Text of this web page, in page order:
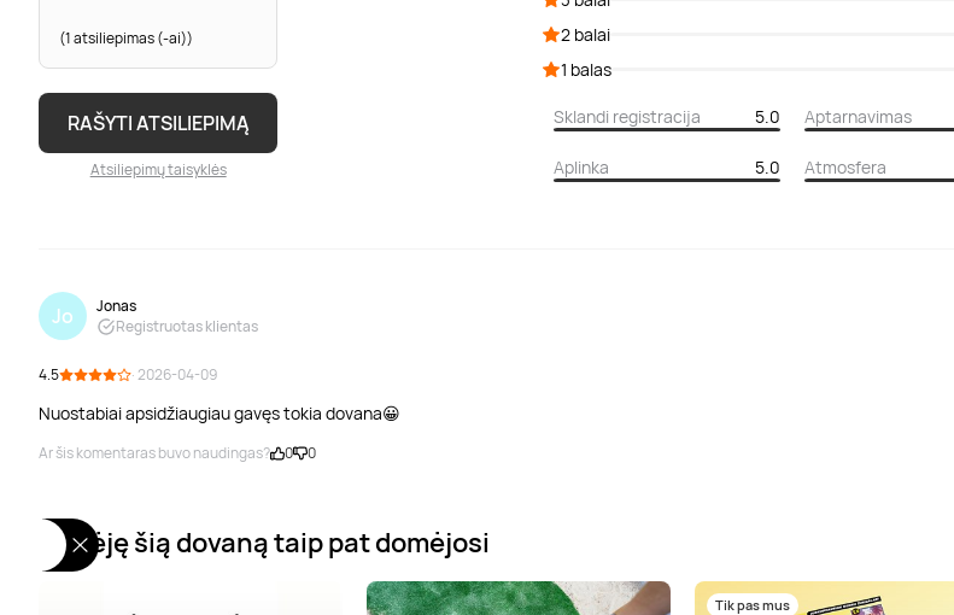
(1 atsiliepimas (-ai))
RAŠYTI ATSILIEPIMĄ
Atsiliepimų taisyklės
2 balai
1 balas
Sklandi registracija 5.0 Aptarnavimas
Aplinka 5.0 Atmosfera
Jo
Jonas
Registruotas klientas
4.5 · 2026-04-09
Nuostabiai apsidžiaugiau gavęs tokia dovana😀
Ar šis komentaras buvo naudingas? 0 0
Žiūrėję šią dovaną taip pat domėjosi
Tik pas mus